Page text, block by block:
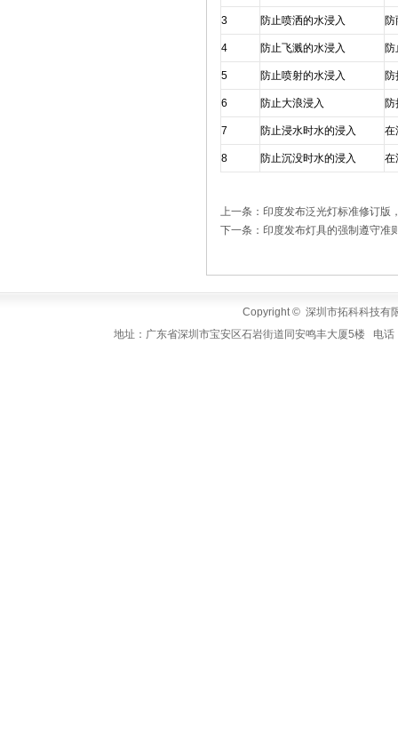
3 防止喷洒的水浸入
4 防止飞溅的水浸入
5 防止喷射的水浸入
6 防止大浪浸入
7 防止浸水时水的浸入 在
8 防止沉没时水的浸入 在
上一条：印度发布泛光灯标准修订版
下一条：印度发布灯具的强制遵守准
Copyright © 深圳市拓科科技有
地址：广东省深圳市宝安区石岩街道同安鸣丰大厦5楼 电